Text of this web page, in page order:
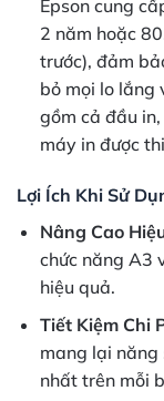
Epson cung
2 năm hoặc
trước), đảm
bỏ mọi lo lắng
gồm cả đầu
máy in được
Lợi Ích Khi Sử
Nâng Cao
chức năng A3
hiệu quả.
Tiết Kiệm Chi
mang lại năng
nhất trên mỗi